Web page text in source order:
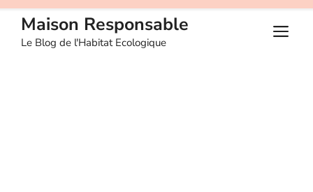
Aller
contenu
Maison Responsable
Le Blog de l'Habitat Ecologique